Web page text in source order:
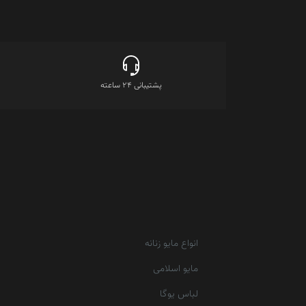
پشتیبانی 24 ساعته
انواع مایو زنانه
مایو اسلامی
لباس یوگا